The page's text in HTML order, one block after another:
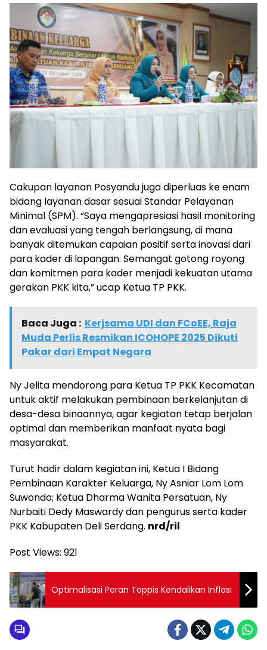
Cakupan layanan Posyandu juga diperluas ke enam
bidang layanan dasar sesuai Standar Pelayanan
Minimal (SPM). “Saya mengapresiasi hasil monitoring
dan evaluasi yang tengah berlangsung, di mana
banyak ditemukan capaian positif serta inovasi dari
para kader di lapangan. Semangat gotong royong
dan komitmen para kader menjadi kekuatan utama
gerakan PKK kita,” ucap Ketua TP PKK.
Baca Juga : Kerjsama UDI dan FCoEE, Raja
Muda Perlis Resmikan ICOHOPE 2025 Dikuti
Pakar dari Empat Negara
Ny Jelita mendorong para Ketua TP PKK Kecamatan
untuk aktif melakukan pembinaan berkelanjutan di
desa-desa binaannya, agar kegiatan tetap berjalan
optimal dan memberikan manfaat nyata bagi
masyarakat.
Turut hadir dalam kegiatan ini, Ketua I Bidang
Pembinaan Karakter Keluarga, Ny Asniar Lom Lom
Suwondo; Ketua Dharma Wanita Persatuan, Ny
Nurbaiti Dedy Maswardy dan pengurus serta kader
PKK Kabupaten Deli Serdang. nrd/ril
Post Views: 921
Optimalisasi Peran Toppis Kendalikan Inflasi